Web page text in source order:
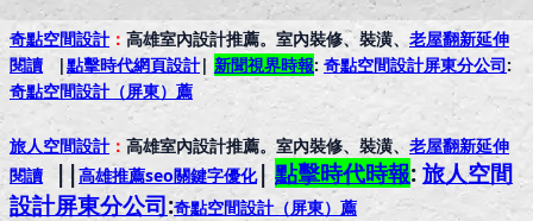
奇點空間設計： 高雄室內設計推薦。室內裝修、裝潢、 老屋翻新延伸
閱讀 |點擊時代網頁設計| 新聞視界時報: 奇點空間設計屏東分公司:
奇點空間設計（屏東） 薦
旅人空間設計： 高雄室內設計推薦。室內裝修、裝潢、 老屋翻新延伸
閱讀
||高雄推薦seo關鍵字優化|點擊時代時報: 旅人空間
設計屏東分公司:奇點空間設計（屏東） 薦